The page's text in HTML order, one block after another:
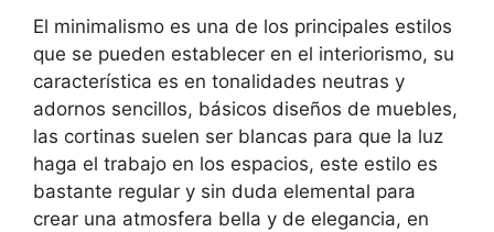
El minimalismo es una de los principales estilos
que se pueden establecer en el interiorismo, su
característica es en tonalidades neutras y
adornos sencillos, básicos diseños de muebles,
las cortinas suelen ser blancas para que la luz
haga el trabajo en los espacios, este estilo es
bastante regular y sin duda elemental para
crear una atmosfera bella y de elegancia, en